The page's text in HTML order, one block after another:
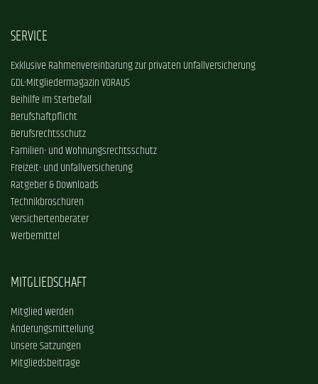
SERVICE
Exklusive Rahmenvereinbarung zur privaten Unfallversicherung
GDL-Mitgliedermagazin VORAUS
Beihilfe im Sterbefall
Berufshaftpflicht
Berufsrechtsschutz
Familien- und Wohnungsrechtsschutz
Freizeit- und Unfallversicherung
Ratgeber & Downloads
Technikbroschüren
Versichertenberater
Werbemittel
MITGLIEDSCHAFT
Mitglied werden
Änderungsmitteilung
Unsere Satzungen
Mitgliedsbeiträge